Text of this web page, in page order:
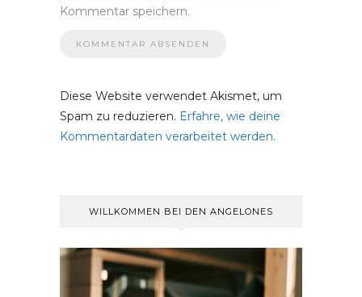
Kommentar speichern.
Diese Website verwendet Akismet, um
Spam zu reduzieren. Erfahre, wie deine
Kommentardaten verarbeitet werden.
WILLKOMMEN BEI DEN ANGELONES